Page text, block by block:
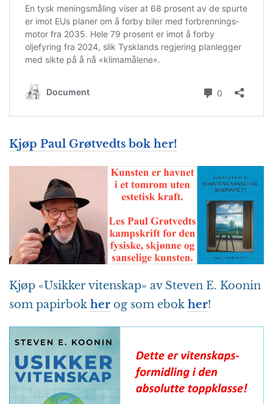
Kjøp Paul Grøtvedts bok her!
Kjøp «Usikker vitenskap» av Steven E. Koonin
som papirbok her og som ebok her!